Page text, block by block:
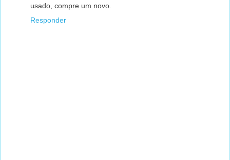
usado, compre um novo.
Responder